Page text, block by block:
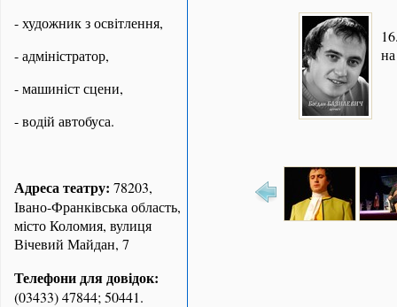
- художник з освітлення,
- адміністратор,
- машиніст сцени,
- водій автобуса.
Адреса театру: 78203,
Івано-Франківська область,
місто Коломия, вулиця
Вічевий Майдан, 7
Телефони для довідок:
(03433) 47844; 50441.